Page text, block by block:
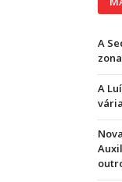
A
A